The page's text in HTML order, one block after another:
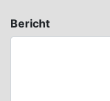
Bericht